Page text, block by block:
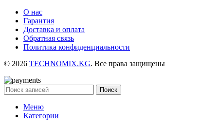
О нас
Гарантия
Доставка и оплата
Обратная связь
Политика конфиденциальности
© 2026 TECHNOMIX.KG. Все права защищены
Поиск
Меню
Категории